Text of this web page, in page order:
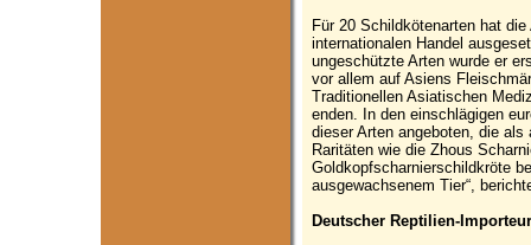
Für 20 Schildkötenarten hat
internationalen Handel
ungeschützte Arten wurde er
vor allem auf Asiens
Traditionellen Asiatischen
enden. In den einschlägigen
dieser Arten angeboten, die als
Raritäten wie die Zhous
Goldkopfscharnierschildkröte
ausgewachsenem Tier“,
Deutscher Reptilien-